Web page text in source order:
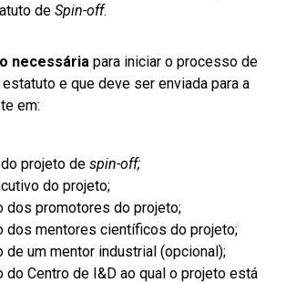
de Spin-off.
necessária para iniciar o processo de
e que deve ser enviada para a
em:
projeto de spin-off;
do projeto;
dos promotores do projeto;
dos mentores científicos do projeto;
de um mentor industrial (opcional);
do Centro de I&D ao qual o projeto está